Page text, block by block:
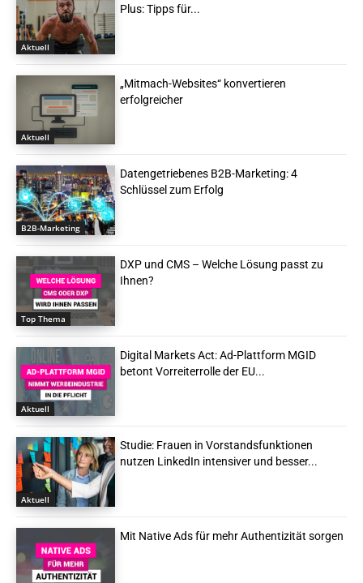
Aktuell
Plus: Tipps für...
Aktuell
„Mitmach-Websites“ konvertieren
erfolgreicher
B2B-Marketing
Datengetriebenes B2B-Marketing: 4
Schlüssel zum Erfolg
Top Thema
DXP und CMS – Welche Lösung passt zu
Ihnen?
Aktuell
Digital Markets Act: Ad-Plattform MGID
betont Vorreiterrolle der EU...
Aktuell
Studie: Frauen in Vorstandsfunktionen
nutzen LinkedIn intensiver und besser...
Mit Native Ads für mehr Authentizität sorgen